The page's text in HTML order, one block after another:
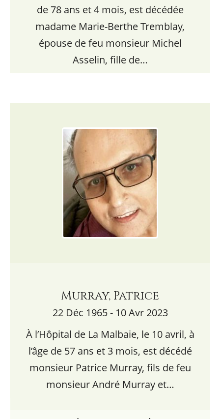
de 78 ans et 4 mois, est décédée
madame Marie-Berthe Tremblay,
épouse de feu monsieur Michel
Asselin, fille de…
Murray, Patrice
22 Déc 1965 - 10 Avr 2023
À l’Hôpital de La Malbaie, le 10 avril, à
l’âge de 57 ans et 3 mois, est décédé
monsieur Patrice Murray, fils de feu
monsieur André Murray et…